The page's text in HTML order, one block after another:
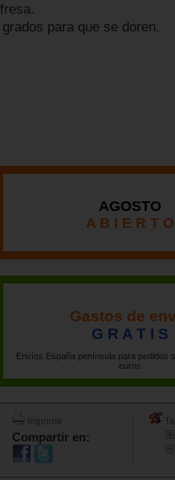
para que se doren.
AGOSTO
A B I E R T O
Gastos de
G R A T I S
Envíos España península para pedidos
euros
Imprimir
Compartir en: